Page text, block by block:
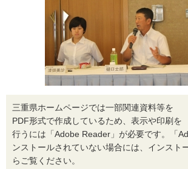
三重県ホームページでは一部関連資料等を
PDF形式で作成しているため、表示や印刷を
行うには「Adobe Reader」が必要です。「
ンストールされていない場合には、インスト
らご覧ください。